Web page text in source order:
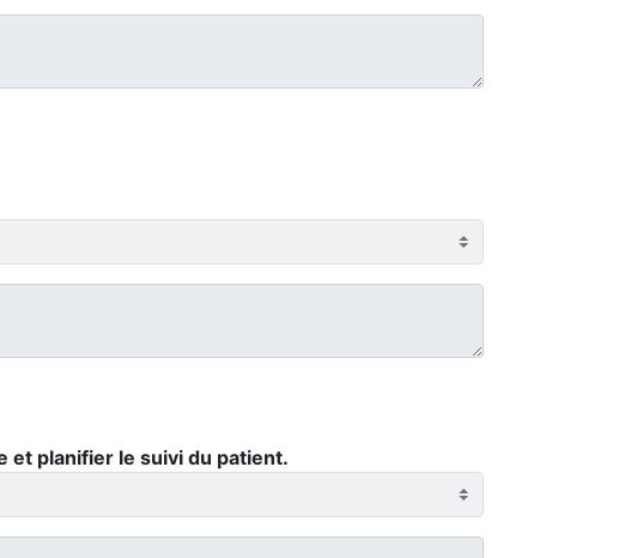
et planifier le suivi du patient.